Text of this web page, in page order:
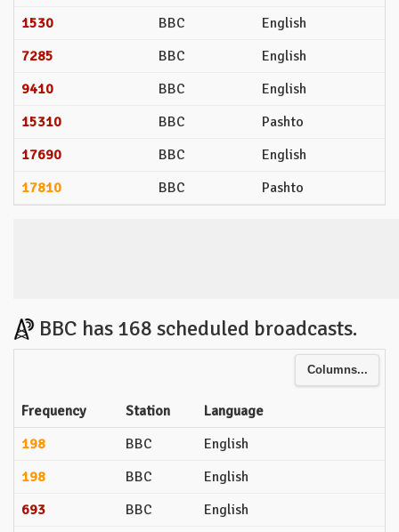
1530
BBC
English
7285
BBC
English
9410
BBC
English
15310
BBC
Pashto
17690
BBC
English
17810
BBC Pashto
BBC has 168 scheduled broadcasts.
Columns...
Frequency Station
Language
198
BBC
English
198
BBC
English
693
BBC
English